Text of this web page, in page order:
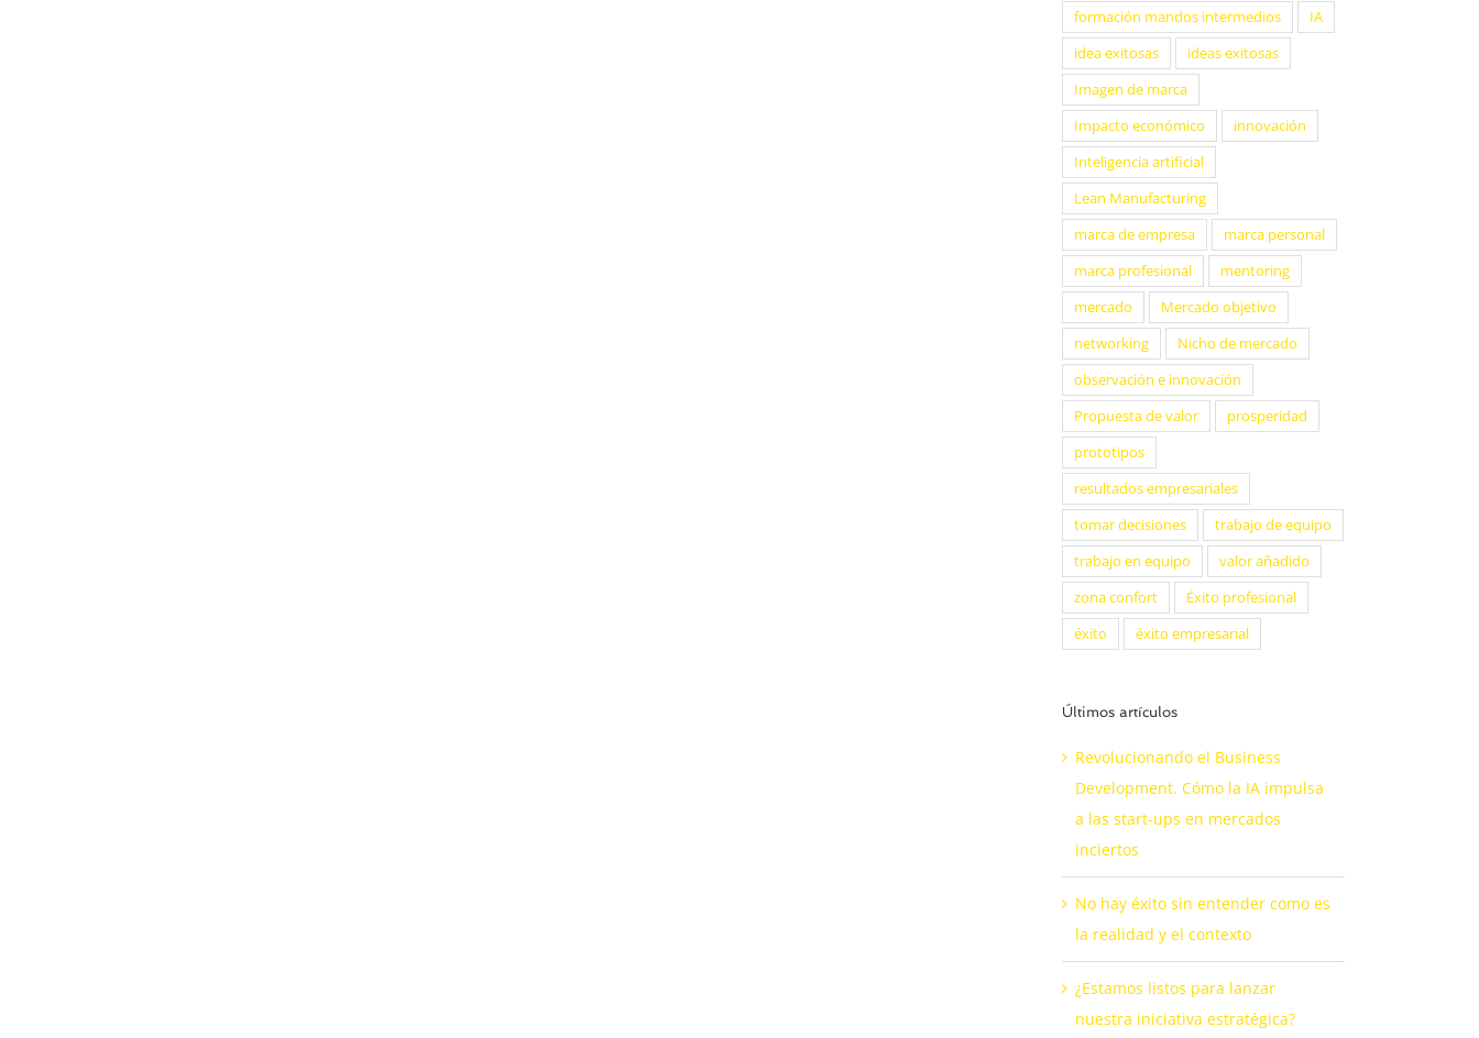
formación mandos intermedios
IA
idea exitosas
ideas exitosas
Imagen de marca
Impacto económico
innovación
Inteligencia artificial
Lean Manufacturing
marca de empresa
marca personal
marca profesional
mentoring
mercado
Mercado objetivo
networking
Nicho de mercado
observación e innovación
Propuesta de valor
prosperidad
prototipos
resultados empresariales
tomar decisiones
trabajo de equipo
trabajo en equipo
valor añadido
zona confort
Éxito profesional
éxito
éxito empresarial
Últimos artículos
Revolucionando el Business
Development. Cómo la IA impulsa
a las start-ups en mercados
inciertos
No hay éxito sin entender como es
la realidad y el contexto
¿Estamos listos para lanzar
nuestra iniciativa estratégica?